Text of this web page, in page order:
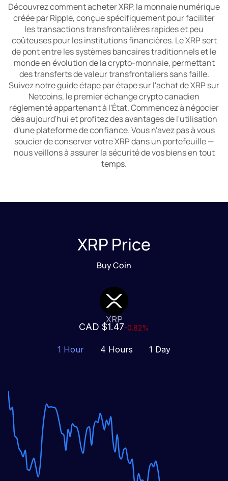
Découvrez comment acheter XRP, la monnaie numérique
créée par Ripple, conçue spécifiquement pour faciliter
les transactions transfrontalières rapides et peu
coûteuses pour les institutions financières. Le XRP sert
de pont entre les systèmes bancaires traditionnels et le
monde en évolution de la crypto-monnaie, permettant
des transferts de valeur transfrontaliers sans faille.
Suivez notre guide étape par étape sur l'achat de XRP sur
Netcoins, le premier échange crypto canadien
réglementé appartenant à l'État. Commencez à négocier
dès aujourd'hui et profitez des avantages de l'utilisation
d'une plateforme de confiance. Vous n'avez pas à vous
soucier de conserver votre XRP dans un portefeuille —
nous veillons à assurer la sécurité de vos biens en tout
temps.
XRP Price
Buy Coin
XRP
CAD $1.47-0.82%
1 Hour 4 Hours 1 Day